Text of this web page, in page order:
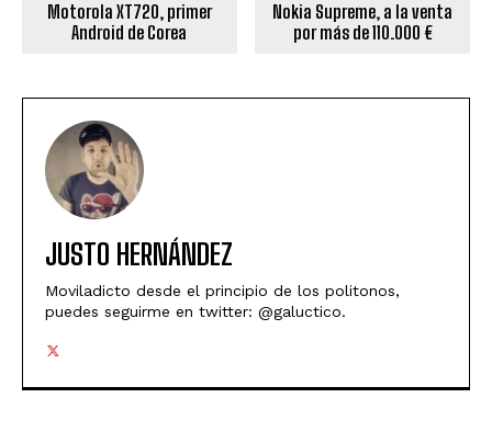
Motorola XT720, primer
Android de Corea
Nokia Supreme, a la venta
por más de 110.000 €
JUSTO HERNÁNDEZ
Moviladicto desde el principio de los politonos,
puedes seguirme en twitter: @galuctico.